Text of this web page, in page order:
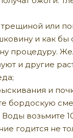
трещиной или
и как бы
процедуру.
и другие
и
бордоскую
Воды
годится не